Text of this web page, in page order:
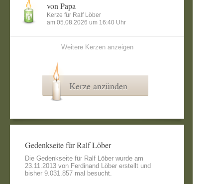
von Papa
Kerze für Ralf Löber
am 05.08.2026 um 16:40 Uhr
Weitere Kerzen anzeigen
Kerze anzünden
Gedenkseite für Ralf Löber
Die Gedenkseite für Ralf Löber wurde am
23.11.2013 von Ferdinand Löber erstellt und
bisher 9.031.857 mal besucht.